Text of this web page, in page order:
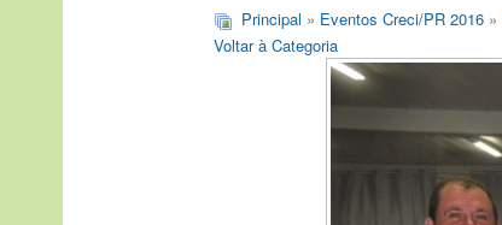
Principal » Eventos Creci/PR 2016 »
Voltar à Categoria